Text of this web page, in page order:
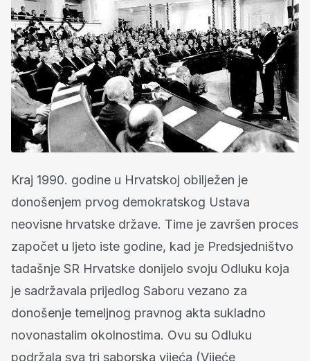
Kraj 1990. godine u Hrvatskoj obilježen je
donošenjem prvog demokratskog Ustava
neovisne hrvatske države. Time je završen proces
započet u ljeto iste godine, kad je Predsjedništvo
tadašnje SR Hrvatske donijelo svoju Odluku koja
je sadržavala prijedlog Saboru vezano za
donošenje temeljnog pravnog akta sukladno
novonastalim okolnostima. Ovu su Odluku
podržala sva tri saborska vijeća (Vijeće